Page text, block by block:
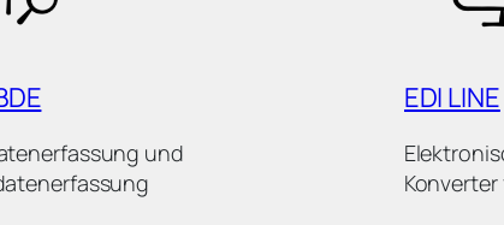
und
EDI LINE
Konverter